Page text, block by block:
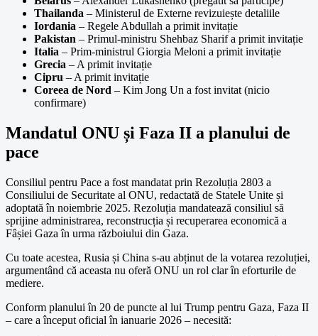
Thailanda – Ministerul de Externe revizuiește detaliile
Iordania – Regele Abdullah a primit invitație
Pakistan – Primul-ministru Shehbaz Sharif a primit invitație
Italia – Prim-ministrul Giorgia Meloni a primit invitație
Grecia – A primit invitație
Cipru – A primit invitație
Coreea de Nord – Kim Jong Un a fost invitat (nicio
confirmare)
Mandatul ONU și Faza II a planului de
pace
Consiliul pentru Pace a fost mandatat prin Rezoluția 2803 a
Consiliului de Securitate al ONU, redactată de Statele Unite și
adoptată în noiembrie 2025. Rezoluția mandatează consiliul să
sprijine administrarea, reconstrucția și recuperarea economică a
Fâșiei Gaza în urma războiului din Gaza.
Cu toate acestea, Rusia și China s-au abținut de la votarea rezoluției,
argumentând că aceasta nu oferă ONU un rol clar în eforturile de
mediere.
Conform planului în 20 de puncte al lui Trump pentru Gaza, Faza II
– care a început oficial în ianuarie 2026 – necesită: